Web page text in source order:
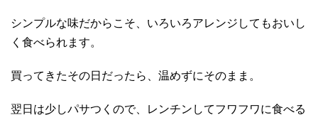
シンプルな味だからこそ、いろいろアレンジしてもおいし
く食べられます。
買ってきたその日だったら、温めずにそのまま。
翌日は少しパサつくので、レンチンしてフワフワに食べる